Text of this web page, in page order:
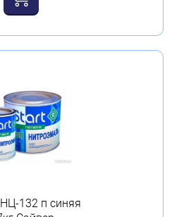
132 п синяя